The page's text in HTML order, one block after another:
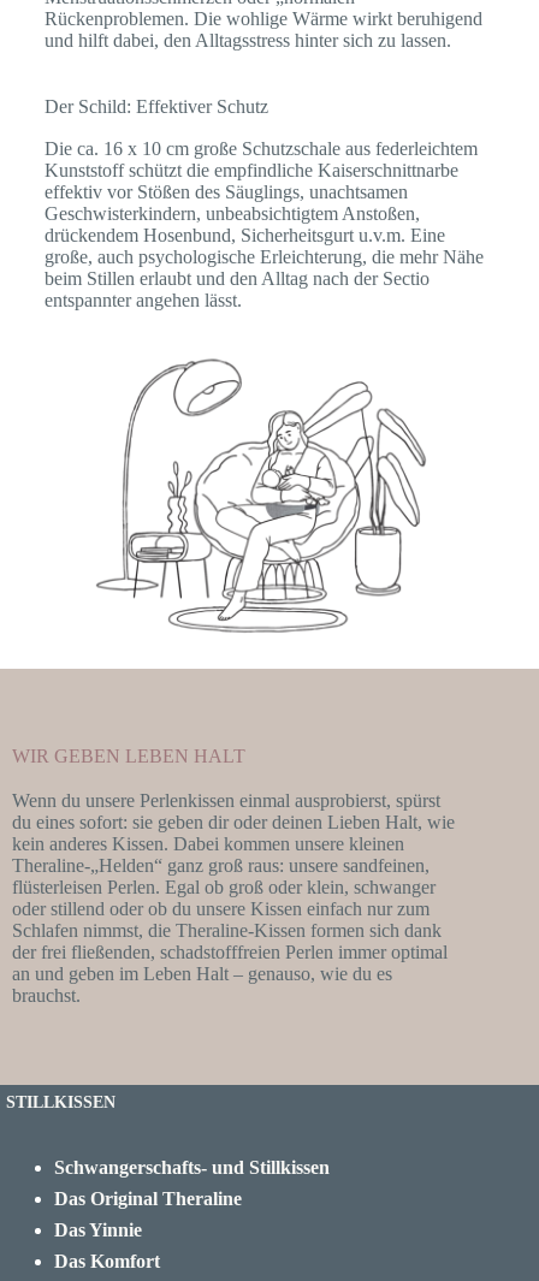
Rückenproblemen. Die wohlige Wärme wirkt beruhigend
und hilft dabei, den Alltagsstress hinter sich zu lassen.
Der Schild: Effektiver Schutz
Die ca. 16 x 10 cm große Schutzschale aus federleichtem
Kunststoff schützt die empfindliche Kaiserschnittnarbe
effektiv vor Stößen des Säuglings, unachtsamen
Geschwisterkindern, unbeabsichtigtem Anstoßen,
drückendem Hosenbund, Sicherheitsgurt u.v.m. Eine
große, auch psychologische Erleichterung, die mehr Nähe
beim Stillen erlaubt und den Alltag nach der Sectio
entspannter angehen lässt.
WIR GEBEN LEBEN HALT
Wenn du unsere Perlenkissen einmal ausprobierst, spürst
du eines sofort: sie geben dir oder deinen Lieben Halt, wie
kein anderes Kissen. Dabei kommen unsere kleinen
Theraline-„Helden“ ganz groß raus: unsere sandfeinen,
flüsterleisen Perlen. Egal ob groß oder klein, schwanger
oder stillend oder ob du unsere Kissen einfach nur zum
Schlafen nimmst, die Theraline-Kissen formen sich dank
der frei fließenden, schadstofffreien Perlen immer optimal
an und geben im Leben Halt – genauso, wie du es
brauchst.
STILLKISSEN
Schwangerschafts- und Stillkissen
Das Original Theraline
Das Yinnie
Das Komfort